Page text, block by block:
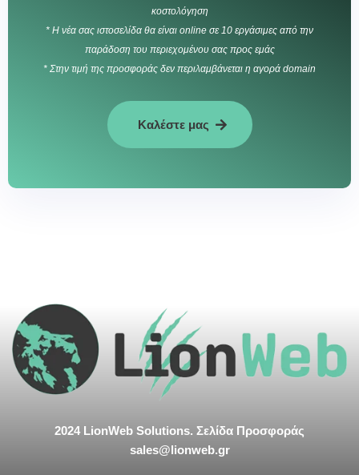
κοστολόγηση
* Η νέα σας ιστοσελίδα θα είναι online σε 10 εργάσιμες από την
παράδοση του περιεχομένου σας προς εμάς
* Στην τιμή της προσφοράς δεν περιλαμβάνεται η αγορά domain
Καλέστε μας
2024 LionWeb Solutions. Σελίδα Προσφοράς
sales@lionweb.gr